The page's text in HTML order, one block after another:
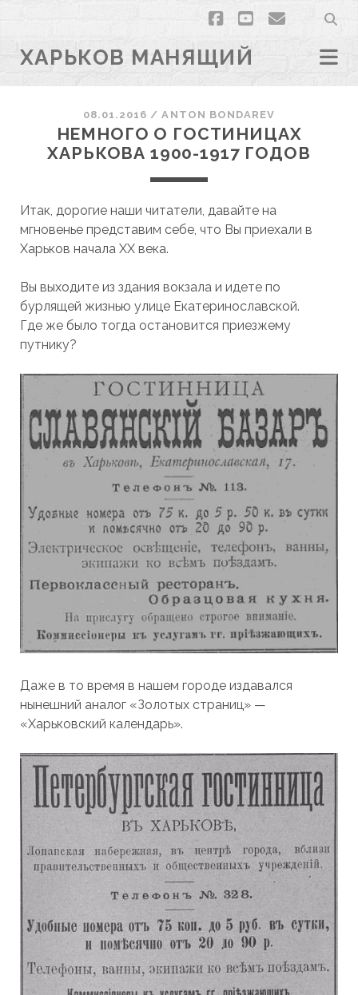
facebook
youtubeemail
ХАРЬКОВ МАНЯЩИЙ
08.01.2016 /ANTON BONDAREV
НЕМНОГО О ГОСТИНИЦАХ
ХАРЬКОВА 1900-1917 ГОДОВ
Итак, дорогие наши читатели, давайте на
мгновенье представим себе, что Вы приехали в
Харьков начала XX века.
Вы выходите из здания вокзала и идете по
бурлящей жизнью улице Екатеринославской.
Где же было тогда остановится приезжему
путнику?
Даже в то время в нашем городе издавался
нынешний аналог «Золотых страниц» —
«Харьковский календарь».